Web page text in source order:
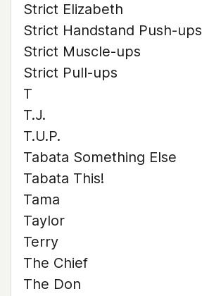
Strict Elizabeth
Strict Handstand Push-ups
Strict Muscle-ups
Strict Pull-ups
T
T.J.
T.U.P.
Tabata Something Else
Tabata This!
Tama
Taylor
Terry
The Chief
The Don